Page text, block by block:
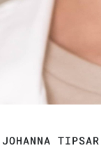
JOHANNA TIPSAR